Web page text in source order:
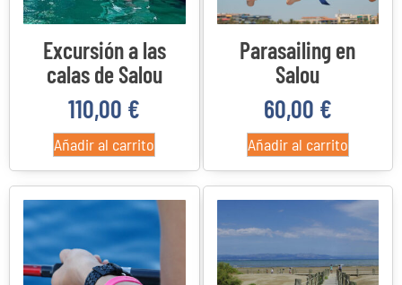
Excursión a las
calas de Salou
110,00 €
Añadir al carrito
Parasailing en
Salou
60,00 €
Añadir al carrito